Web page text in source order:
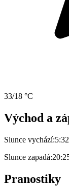
33/18 °C
Východ a
Slunce vychází:5:32
Slunce zapadá:
Pranostiky